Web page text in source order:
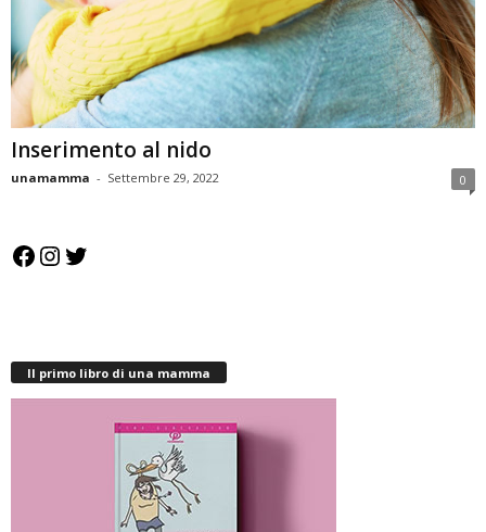
Inserimento al nido
unamamma - Settembre 29, 2022 0
Facebook Instagram Twitter
Il primo libro di una mamma